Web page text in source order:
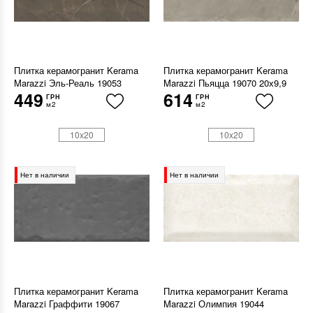
Плитка керамогранит Kerama
Marazzi Эль-Реаль 19053
449 ГРН
м2
Плитка керамогранит Kerama
Marazzi Пьяцца 19070 20х9,9
614 ГРН
м2
Нет в наличии
Плитка керамогранит Kerama
Marazzi Граффити 19067
10x20
Нет в наличии
Плитка керамогранит Kerama
Marazzi Олимпия 19044
10x20